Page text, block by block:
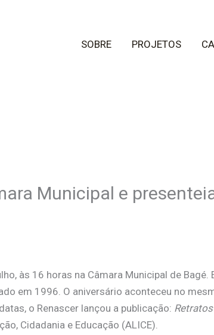
SOBRE PROJETOS
Municipal e
às 16 horas na Câmara Municipal de Bagé.
em 1996. O aniversário aconteceu no
o Renascer lançou a publicação:
Cidadania e Educação (ALICE).